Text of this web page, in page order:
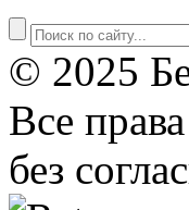
© 2025
Все
без